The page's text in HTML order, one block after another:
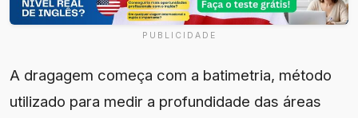
PUBLICIDADE
A dragagem começa com a batimetria, método
utilizado para medir a profundidade das áreas